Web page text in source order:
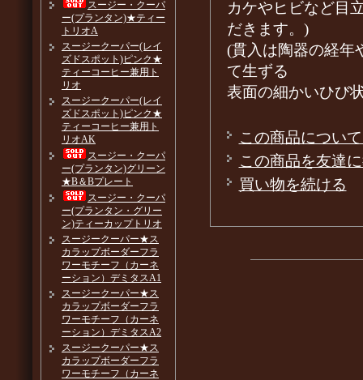
カケやヒビなど目
だきます。)
(貫入は陶器の経年
て生ずる
表面の細かいひび
この商品につい
この商品を友達
買い物を続ける
スージー・クーパ
ー(プランタン)★ティー
トリオA
スージークーパー(レイ
ズドスポット)ピンク★
ティーコーヒー兼用ト
リオ
スージークーパー(レイ
ズドスポット)ピンク★
ティーコーヒー兼用ト
リオAK
スージー・クーパ
ー(プランタン)グリーン
★B＆Bプレート
スージー・クーパ
ー(プランタン・グリー
ン)ティーカップトリオ
スージークーパー★ス
カラップボーダーフラ
ワーモチーフ（カーネ
ーション）デミタスA1
スージークーパー★ス
カラップボーダーフラ
ワーモチーフ（カーネ
ーション）デミタスA2
スージークーパー★ス
カラップボーダーフラ
ワーモチーフ（カーネ